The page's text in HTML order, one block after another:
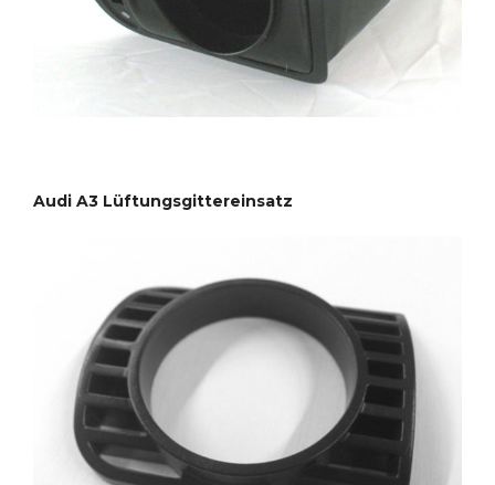
Audi A3 Lüftungsgittereinsatz